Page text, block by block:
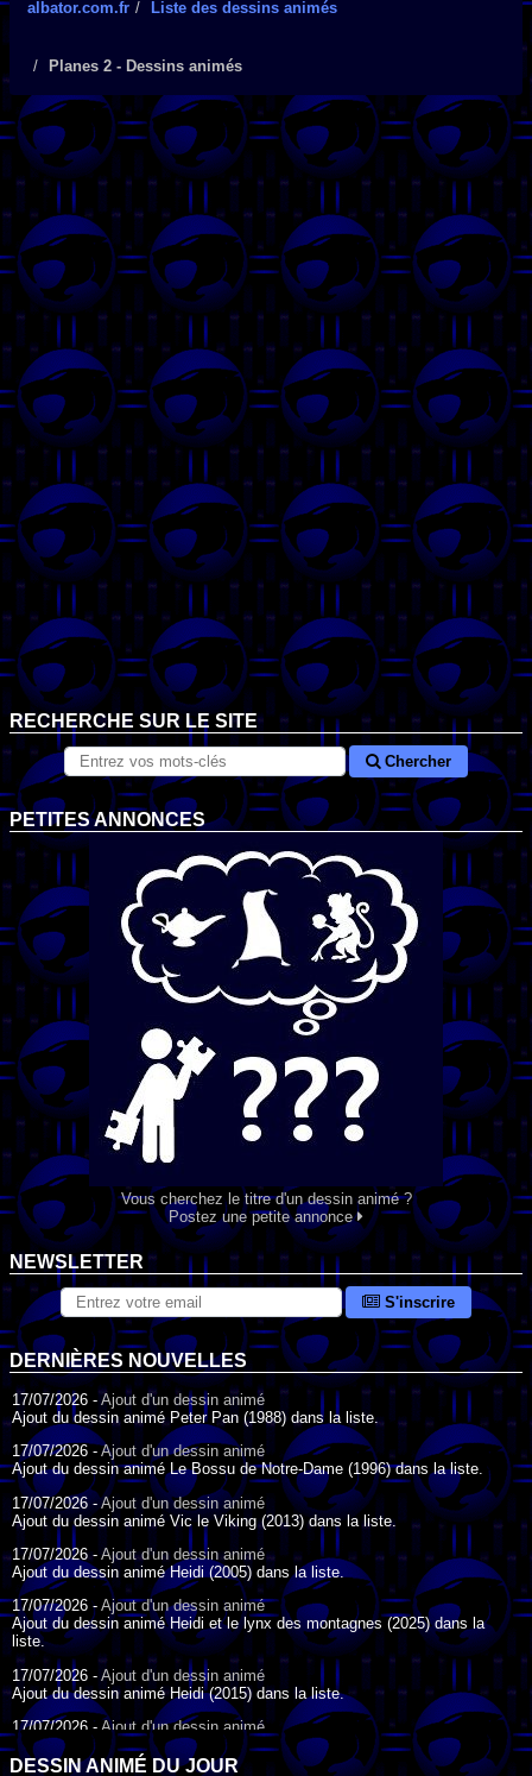
albator.com.fr Liste des dessins animés
Planes 2 - Dessins animés
RECHERCHE SUR LE SITE
Chercher
PETITES ANNONCES
Vous cherchez le titre d'un dessin animé ?
Postez une petite annonce
NEWSLETTER
S'inscrire
DERNIÈRES NOUVELLES
17/07/2026 - Ajout d'un dessin animé
Ajout du dessin animé Peter Pan (1988) dans la liste.
17/07/2026 -Ajout d'un dessin animé
Ajout du dessin animé Le Bossu de Notre-Dame (1996) dans la liste.
17/07/2026 -Ajout d'un dessin animé
Ajout du dessin animé Vic le Viking (2013) dans la liste.
17/07/2026 -Ajout d'un dessin animé
Ajout du dessin animé Heidi (2005) dans la liste.
17/07/2026 - Ajout d'un dessin animé
Ajout du dessin animé Heidi et le lynx des montagnes (2025) dans la
liste.
17/07/2026 - Ajout d'un dessin animé
Ajout du dessin animé Heidi (2015) dans la liste.
17/07/2026 - Ajout d'un dessin animé
Ajout du dessin animé Heidi (1995) dans la liste.
DESSIN ANIMÉ DU JOUR